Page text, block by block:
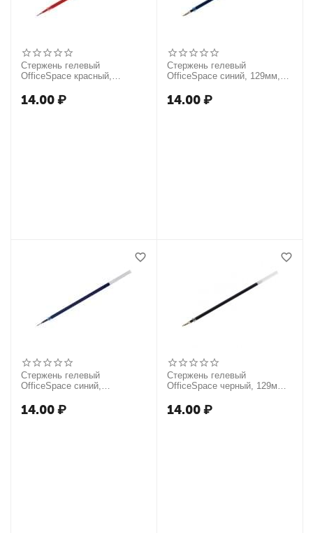
Стержень гелевый
OfficeSpace красный,
129мм, 0,5мм
14.00₽
Стержень гелевый
OfficeSpace синий, 129мм,
14.00₽
Стержень гелевый
OfficeSpace синий,
129мм, 0,5мм
14.00₽
Стержень гелевый
OfficeSpace черный, 129мм,
14.00₽